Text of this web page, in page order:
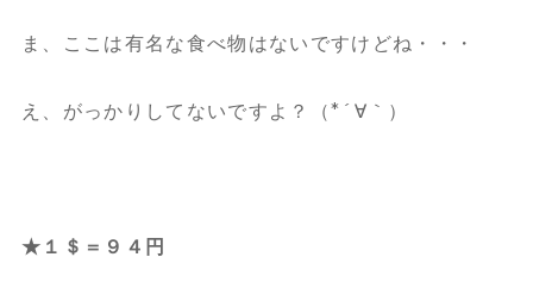
ま、ここは有名な食べ物はないですけどね・・・
え、がっかりしてないですよ？（*´∀｀）
★１＄＝９４円